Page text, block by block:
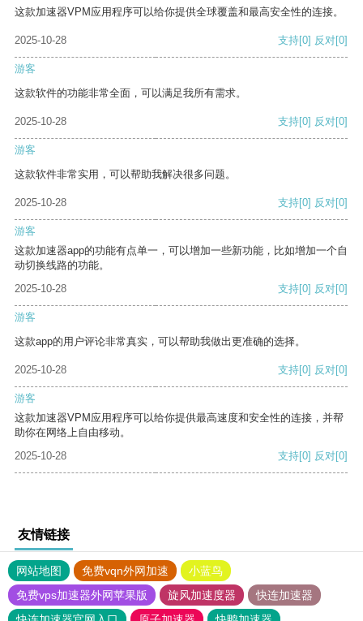
这款加速器VPM应用程序可以给你提供全球覆盖和最高安全性的连接。
2025-10-28 支持[0] 反对[0]
游客
这款软件的功能非常全面，可以满足我所有需求。
2025-10-28 支持[0] 反对[0]
游客
这款软件非常实用，可以帮助我解决很多问题。
2025-10-28 支持[0] 反对[0]
游客
这款加速器app的功能有点单一，可以增加一些新功能，比如增加一个自
动切换线路的功能。
2025-10-28
支持[0] 反对[0]
游客
这款app的用户评论非常真实，可以帮助我做出更准确的选择。
2025-10-28 支持[0] 反对[0]
游客
这款加速器VPM应用程序可以给你提供最高速度和安全性的连接，并帮
助你在网络上自由移动。
2025-10-28
支持[0] 反对[0]
友情链接
网站地图 免费vqn外网加速
小蓝鸟
免费vps加速器外网苹果版
旋风加速度器
快连加速器